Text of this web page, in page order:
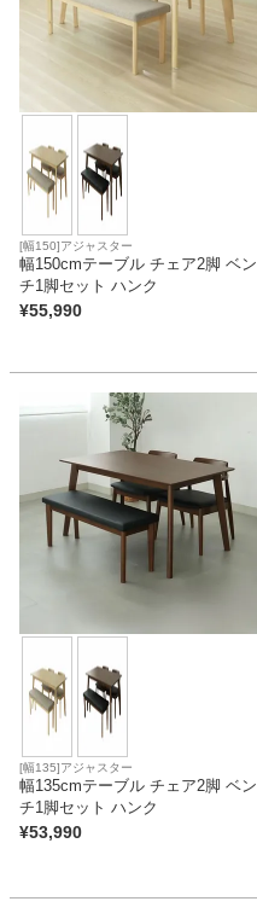
[幅150]アジャスター
幅150cmテーブル チェア2脚 ベン
チ1脚セット ハンク
¥55,990
[幅135]アジャスター
幅135cmテーブル チェア2脚 ベン
チ1脚セット ハンク
¥53,990